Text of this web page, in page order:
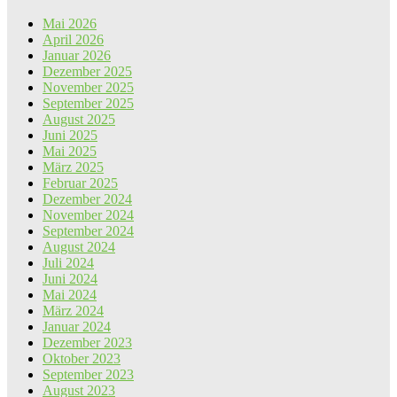
Mai 2026
April 2026
Januar 2026
Dezember 2025
November 2025
September 2025
August 2025
Juni 2025
Mai 2025
März 2025
Februar 2025
Dezember 2024
November 2024
September 2024
August 2024
Juli 2024
Juni 2024
Mai 2024
März 2024
Januar 2024
Dezember 2023
Oktober 2023
September 2023
August 2023